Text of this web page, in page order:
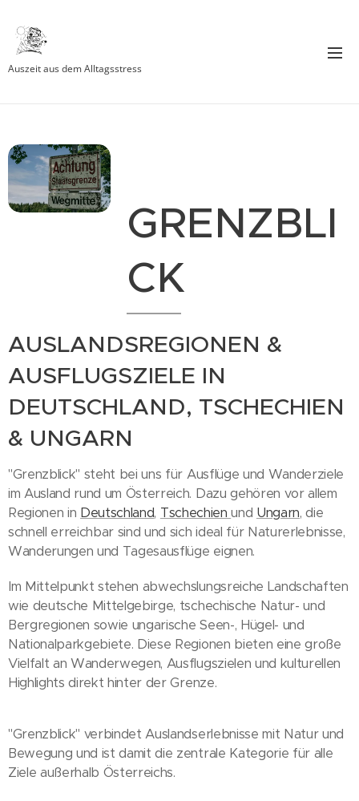
Auszeit aus dem Alltagsstress
GRENZBLI
CK
AUSLANDSREGIONEN &
AUSFLUGSZIELE IN
DEUTSCHLAND, TSCHECHIEN
& UNGARN
"Grenzblick" steht bei uns für Ausflüge und Wanderziele
im Ausland rund um Österreich. Dazu gehören vor allem
Regionen in Deutschland, Tschechienund Ungarn, die
schnell erreichbar sind und sich ideal für Naturerlebnisse,
Wanderungen und Tagesausflüge eignen.
Im Mittelpunkt stehen abwechslungsreiche Landschaften
wie deutsche Mittelgebirge, tschechische Natur- und
Bergregionen sowie ungarische Seen-, Hügel- und
Nationalparkgebiete. Diese Regionen bieten eine große
Vielfalt an Wanderwegen, Ausflugszielen und kulturellen
Highlights direkt hinter der Grenze.
"Grenzblick" verbindet Auslandserlebnisse mit Natur und
Bewegung und ist damit die zentrale Kategorie für alle
Ziele außerhalb Österreichs.